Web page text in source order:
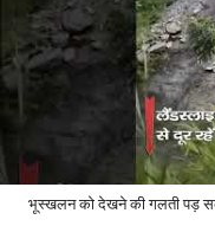
भूस्खलन को देखने की गलती पड़